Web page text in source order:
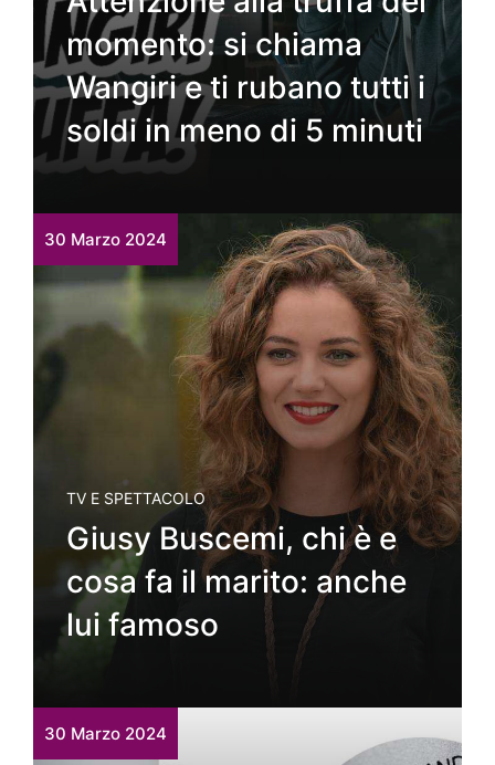
momento: si chiama
Wangiri e ti rubano tutti i
soldi in meno di 5 minuti
30 Marzo 2024
TV E SPETTACOLO
Giusy Buscemi, chi è e
cosa fa il marito: anche
lui famoso
30 Marzo 2024